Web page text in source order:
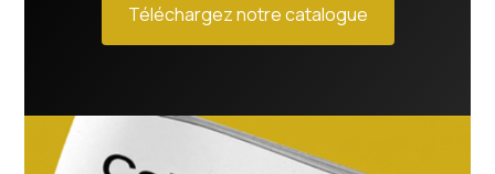
Téléchargez notre catalogue